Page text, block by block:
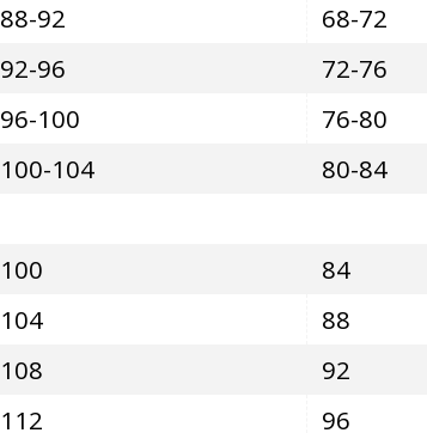
88-92 68-72
92-96 72-76
96-100 76-80
100-104 80-84
100 84
104 88
108 92
112 96